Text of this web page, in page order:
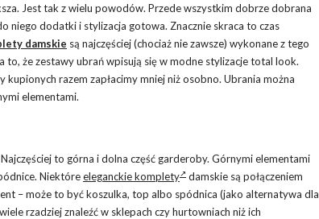
Jest tak z wielu powodów. Przede wszystkim dobrze dobrana
niego dodatki i stylizacja gotowa. Znacznie skraca to czas
damskie są najczęściej (chociaż nie zawsze) wykonane z tego
że zestawy ubrań wpisują się w modne stylizacje total look.
razem zapłacimy mniej niż osobno. Ubrania można
elementami.
to górna i dolna część garderoby. Górnymi elementami
Niektóreeleganckie komplety
damskie są połączeniem
– może to być koszulka, top albo spódnica (jako alternatywa dla
rzadziej znaleźć w sklepach czy hurtowniach niż ich